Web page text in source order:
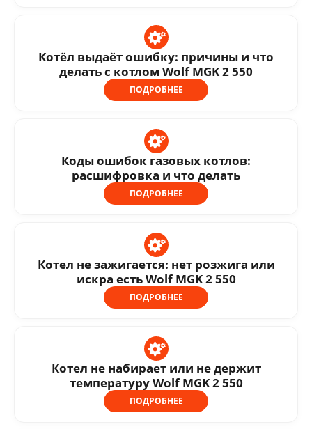
Котёл выдаёт ошибку: причины и что
делать с котлом Wolf MGK 2 550
ПОДРОБНЕЕ
Коды ошибок газовых котлов:
расшифровка и что делать
ПОДРОБНЕЕ
Котел не зажигается: нет розжига или
искра есть Wolf MGK 2 550
ПОДРОБНЕЕ
Котел не набирает или не держит
температуру Wolf MGK 2 550
ПОДРОБНЕЕ